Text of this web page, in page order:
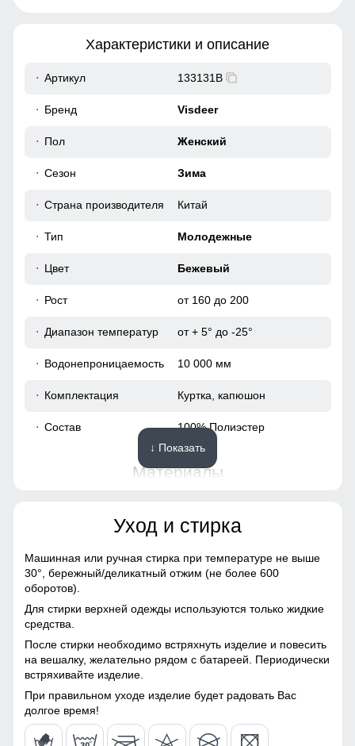
Фиксатор служит для регулирования по фигуре.
Капюшон предназначен для защиты головы от ветра и
сделать капюшон более эргономичным и комфортным.
Капюшон предназначен для защиты головы от ветра и
дождя. Капюшон - регулировка объема дает возможность
сделать капюшон более эргономичным и комфортным.
Высокий воротник
Элемент одежды нужен для защиты шеи от холода, но со
временем стал стильной и модной деталью гардероба.
54
Характеристики и описание
Артикул 133131B
Бренд Visdeer
Пол Женский
Сезон Зима
Страна производителя Китай
Тип Молодежные
Цвет Бежевый
Рост от 160 до 200
Диапазон температур от + 5° до -25°
Водонепроницаемость 10 000 мм
Комплектация Куртка, капюшон
Состав 100% Полиэстер
Материалы
Кроличий мех,
Натуральные материалы,
Тефлон, Ткань,
Экологичные материалы
Материал подкладки 100% полиэстер
Материал подкладки
воротника
100% полиэстер
Материал подкладки
капюшона
100% полиэстер
Материал наполнителя Тинсулейт
↓ Показать
Уход и стирка
Машинная или ручная стирка при температуре не выше
30°, бережный/деликатный отжим (не более 600
оборотов).
Для стирки верхней одежды используются только жидкие
средства.
После стирки необходимо встряхнуть изделие и повесить
на вешалку, желательно рядом с батареей. Периодически
встряхивайте изделие.
При правильном уходе изделие будет радовать Вас
долгое время!